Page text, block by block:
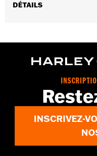
DÉTAILS
Dans la boîte:Jauge
INSCRIVEZ-